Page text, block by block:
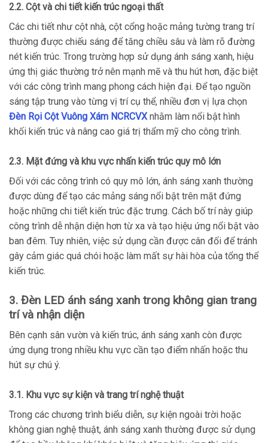
2.2. Cột và chi tiết kiến trúc ngoại thất
Các chi tiết như cột nhà, cột cổng hoặc mảng tường trang trí
thường được chiếu sáng để tăng chiều sâu và làm rõ đường
nét kiến trúc. Trong trường hợp sử dụng ánh sáng xanh, hiệu
ứng thị giác thường trở nên mạnh mẽ và thu hút hơn, đặc biệt
với các công trình mang phong cách hiện đại. Để tạo nguồn
sáng tập trung vào từng vị trí cụ thể, nhiều đơn vị lựa chọn
Đèn Rọi Cột Vuông Xám NCRCVXnhằm làm nổi bật hình
khối kiến trúc và nâng cao giá trị thẩm mỹ cho công trình.
2.3. Mặt đứng và khu vực nhấn kiến trúc quy mô lớn
Đối với các công trình có quy mô lớn, ánh sáng xanh thường
được dùng để tạo các mảng sáng nổi bật trên mặt đứng
hoặc những chi tiết kiến trúc đặc trưng. Cách bố trí này giúp
công trình dễ nhận diện hơn từ xa và tạo hiệu ứng nổi bật vào
ban đêm. Tuy nhiên, việc sử dụng cần được cân đối để tránh
gây cảm giác quá chói hoặc làm mất sự hài hòa của tổng thể
kiến trúc.
3. Đèn LED ánh sáng xanh trong không gian trang
trí và nhận diện
Bên cạnh sân vườn và kiến trúc, ánh sáng xanh còn được
ứng dụng trong nhiều khu vực cần tạo điểm nhấn hoặc thu
hút sự chú ý.
3.1. Khu vực sự kiện và trang trí nghệ thuật
Trong các chương trình biểu diễn, sự kiện ngoài trời hoặc
không gian nghệ thuật, ánh sáng xanh thường được sử dụng